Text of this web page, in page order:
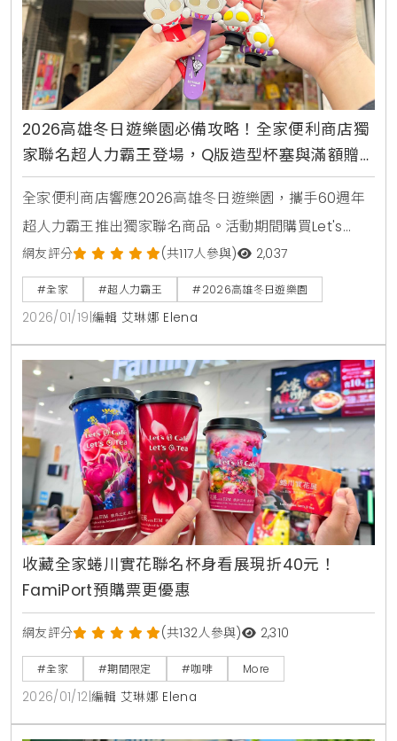
2026高雄冬日遊樂園必備攻略！全家便利商店獨
家聯名超人力霸王登場，Q版造型杯塞與滿額贈
拍拍燈手環陪你夜間賞燈去
全家便利商店響應2026高雄冬日遊樂園，攜手60週年
超人力霸王推出獨家聯名商品。活動期間購買Let's
Café可獲得限定杯身，還有Q版造型杯塞與夜間賞燈必
備的發光拍拍燈手環，消費滿額即贈，邀請民眾一同點
亮高雄愛河灣。
網友評分 (共117人參與) 2,037
#全家 #超人力霸王 #2026高雄冬日遊樂園
2026/01/19 編輯 艾琳娜 Elena
收藏全家蜷川實花聯名杯身看展現折40元！
FamiPort預購票更優惠
網友評分 (共132人參與) 2,310
#全家 #期間限定 #咖啡 More
2026/01/12 編輯 艾琳娜 Elena